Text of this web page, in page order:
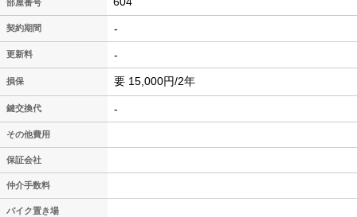
契約期間 -
更新料 -
損保 要 15,000円/2年
鍵交換代 -
その他費用
保証会社
仲介手数料
バイク置き場